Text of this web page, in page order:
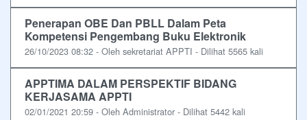
Penerapan OBE Dan PBLL Dalam Peta
Kompetensi Pengembang Buku Elektronik
26/10/2023 08:32 - Oleh sekretariat APPTI - Dilihat 5565 kali
APPTIMA DALAM PERSPEKTIF BIDANG
KERJASAMA APPTI
02/01/2021 20:59 - Oleh Administrator - Dilihat 5442 kali